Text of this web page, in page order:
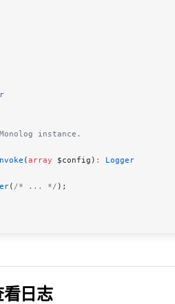
instance.
(array $config ) :
Logger
( /* ... */ );
看日志